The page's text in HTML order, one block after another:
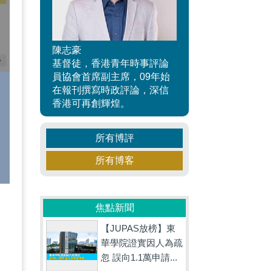
陳志豪
基督徒，香港青年時事評論
員協會首席副主席，09年始
在報刊撰寫時政評論，深信
香港可再創輝煌。
所有博評
所有博客
焦點新聞
【JUPAS放榜】東
華學院證實因人為疏
忽 誤向1.1萬申請...